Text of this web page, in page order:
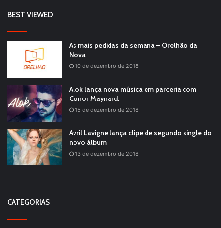
BEST VIEWED
As mais pedidas da semana – Orelhão da
Nova
10 de dezembro de 2018
Alok lança nova música em parceria com
Conor Maynard.
15 de dezembro de 2018
Avril Lavigne lança clipe de segundo single do
novo álbum
13 de dezembro de 2018
CATEGORIAS